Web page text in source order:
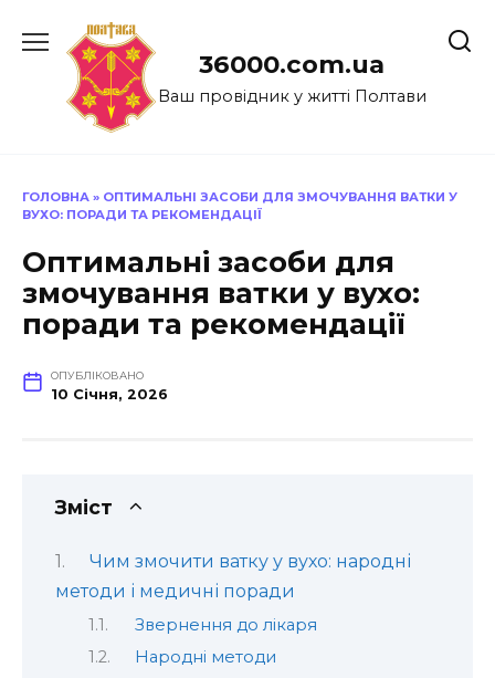
до
36000.com.ua
Ваш провідник у житті Полтави
ГОЛОВНА » ОПТИМАЛЬНІ ЗАСОБИ ДЛЯ ЗМОЧУВАННЯ ВАТКИ У
ВУХО: ПОРАДИ ТА РЕКОМЕНДАЦІЇ
Оптимальні засоби для
змочування ватки у вухо:
поради та рекомендації
ОПУБЛІКОВАНО
10 Січня, 2026
Зміст
Чим змочити ватку у вухо: народні
методи і медичні поради
Звернення до лікаря
Народні методи